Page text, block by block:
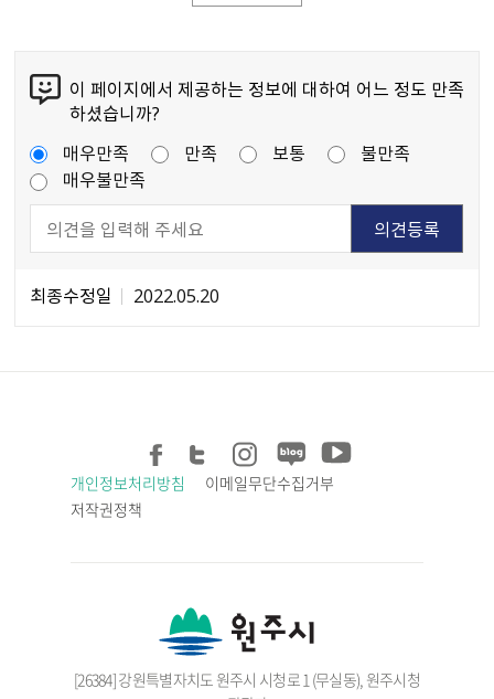
이 페이지에서 제공하는 정보에 대하여 어느 정도 만족
하셨습니까?
매우만족
만족 보통
불만족
매우불만족
최종수정일 2022.05.20
개인정보처리방침
이메일무단수집거부
저작권정책
[26384] 강원특별자치도 원주시 시청로 1 (무실동), 원주시청